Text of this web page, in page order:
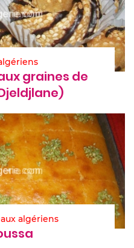
graines de
algériens